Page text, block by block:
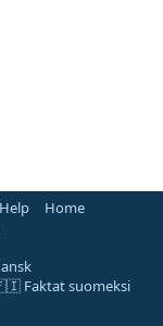
Help
Home
Faktat suomeksi